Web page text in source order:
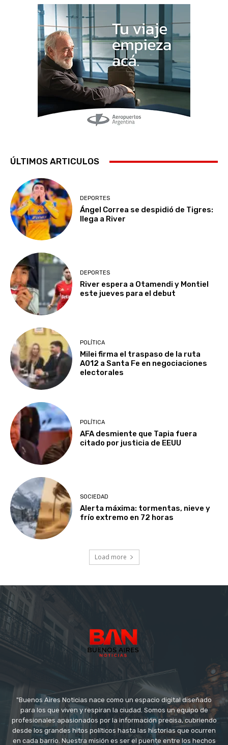
ÚLTIMOS ARTICULOS
DEPORTES
Ángel Correa se despidió de Tigres:
llega a River
DEPORTES
River espera a Otamendi y Montiel
este jueves para el debut
POLÍTICA
Milei firma el traspaso de la ruta
A012 a Santa Fe en negociaciones
electorales
POLÍTICA
AFA desmiente que Tapia fuera
citado por justicia de EEUU
SOCIEDAD
Alerta máxima: tormentas, nieve y
frío extremo en 72 horas
Load more
"Buenos Aires Noticias nace como un espacio digital diseñado
para los que viven y respiran la ciudad. Somos un equipo de
profesionales apasionados por la información precisa, cubriendo
desde los grandes hitos políticos hasta las historias que ocurren
en cada barrio. Nuestra misión es ser el puente entre los hechos